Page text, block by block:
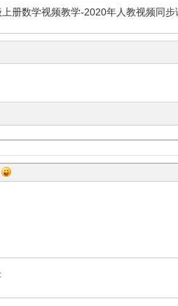
册数学视频教学-2020年人教视频同步